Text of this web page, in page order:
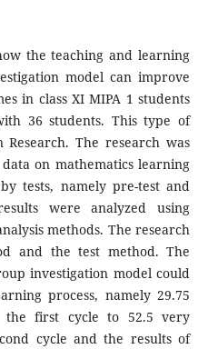
the teaching and learning
model can improve
in class XI MIPA 1 students
36 students. This type of
Research. The research was
on mathematics learning
tests, namely pre-test and
were analyzed using
methods. The research
and the test method. The
investigation model could
process, namely 29.75
the first cycle to 52.5 very
cycle and the results of